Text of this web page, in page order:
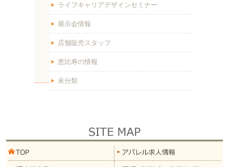
ライフキャリアデザインセミナー
展示会情報
店舗販売スタッフ
恵比寿の情報
未分類